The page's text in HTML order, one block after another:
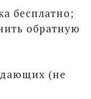
бесплатно;
обратную
(не